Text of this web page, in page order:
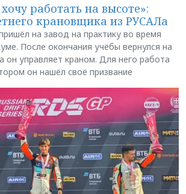
работать на высоте»:
крановщика из РУСАЛа
на завод на практику во время
После окончания учёбы вернулся на
он управляет краном. Для него работа
он нашёл своё призвание